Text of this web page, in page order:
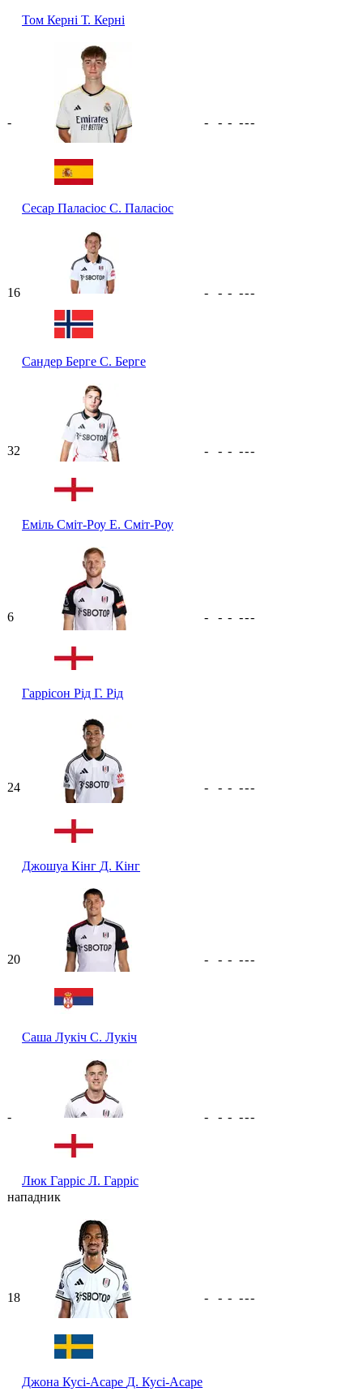
Том Керні Т. Керні
-
Сесар Паласіос С. Паласіос
- - - ---
16
Сандер Берге С. Берге
- - - ---
32
Еміль Сміт-Роу Е. Сміт-Роу
- - - ---
6
Гаррісон Рід Г. Рід
- - - ---
24
Джошуа Кінг Д. Кінг
- - - ---
20
Саша Лукіч С. Лукіч
- - - ---
-
Люк Гарріс Л. Гарріс
- - - ---
нападник
18
Джона Кусі-Асаре Д. Кусі-Асаре
- - - ---